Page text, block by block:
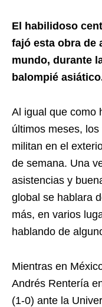
El habilidoso
fajó esta obra de
mundo, durante
balompié
Al igual que como
últimos meses,
militan en el
de semana. Una
asistencias y
global se hablara
más, en varios
hablando de
Mientras en
Andrés Rentería
(1-0) ante la